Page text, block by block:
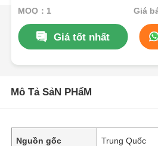
các sự kiện ngoài trời cực kỳ
MOQ：1
Giá tốt nhất
Mô Tả SảN PHẩM
Nguồn gốc Trung Quốc